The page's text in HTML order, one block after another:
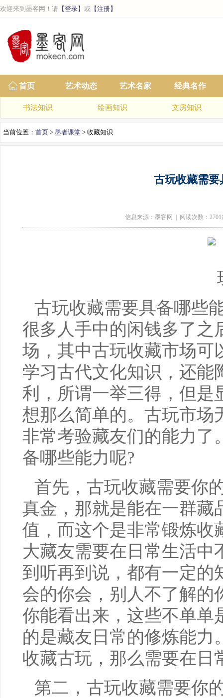
欢迎来到墨客网！请 【登录】 或 【注册】
首页 艺术动态 艺术名家 经典名作
书法知识 绘画知识 文房知识
当前位置： 首页 > 墨者课堂 > 收藏知识
古玩收藏需
信息来源：墨客网 | 阅读次数：2701
古玩收藏需要具备哪些
很多人手中的闲钱多了之
场，其中古玩收藏市场可
学习古代文化知识，还能
利，所谓一举三得，但是
想那么简单的。古玩市场
非常考验藏友们的能力了
备哪些能力呢?
首先，古玩收藏需要你
真金，那就是能在一群藏
值，而这个是非常锻炼收
大藏友需要在日常生活中
到听再到说，都有一定的
会的你会，别人不了解的
你能看出来，这些不单单
的是藏友日常的修炼能力
收藏古玩，那么需要在日
第二，古玩收藏需要你